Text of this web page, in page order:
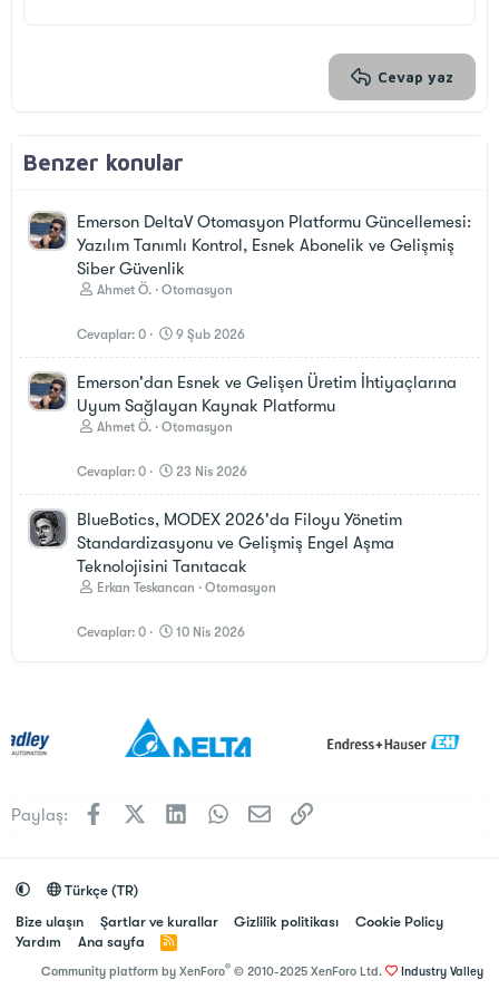
Cevap yaz
Benzer konular
Emerson DeltaV Otomasyon Platformu Güncellemesi:
Yazılım Tanımlı Kontrol, Esnek Abonelik ve Gelişmiş
Siber Güvenlik
Ahmet Ö. Otomasyon
Cevaplar 0 9 Şub 2026
Emerson'dan Esnek ve Gelişen Üretim İhtiyaçlarına
Uyum Sağlayan Kaynak Platformu
Ahmet Ö. Otomasyon
Cevaplar 0 23 Nis 2026
BlueBotics, MODEX 2026'da Filoyu Yönetim
Standardizasyonu ve Gelişmiş Engel Aşma
Teknolojisini Tanıtacak
Erkan Teskancan Otomasyon
Cevaplar 0 10 Nis 2026
Paylaş: FacebookX (Twitter)LinkedInWhatsApp
E-postaLink
Türkçe (TR)
Bize ulaşın
Şartlar ve kurallar Gizlilik politikası
Cookie Policy
Yardım
Ana sayfa
R
S
Community platform by XenForo® © 2010-2025 XenForo Ltd. Industry Valley